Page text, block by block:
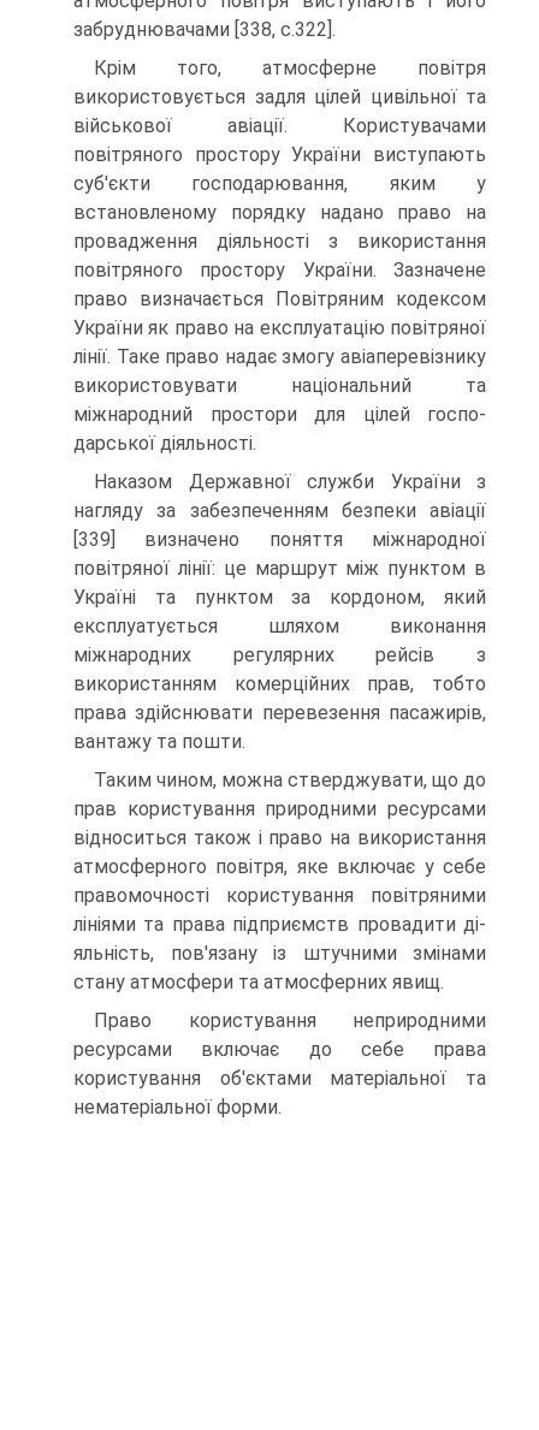
забруднювачами [338, с.322].
Крім того, атмосферне повітря
використовуєть­ся задля цілей цивільної та
військової авіації. Корис­тувачами
повітряного простору України виступають
суб'єкти господарювання, яким у
встановленому по­рядку надано право на
провадження діяльності з ви­користання
повітряного простору України. Зазначене
право визначається Повітряним кодексом
України як право на експлуатацію повітряної
лінії. Таке право надає змогу авіаперевізнику
використовувати націо­нальний та
міжнародний простори для цілей госпо­
дарської діяльності.
Наказом Державної служби України з
нагляду за забезпеченням безпеки авіації
[339] визначено поняття міжнародної
повітряної лінії: це маршрут між пунк­том в
Україні та пунктом за кордоном, який
експлуа­тується шляхом виконання
міжнародних регулярних рейсів з
використанням комерційних прав, тобто
пра­ва здійснювати перевезення пасажирів,
вантажу та по­шти.
Таким чином, можна стверджувати, що до
прав користування природними ресурсами
відноситься та­кож і право на використання
атмосферного повітря, яке включає у себе
правомочності користування пові­тряними
лініями та права підприємств провадити ді­
яльність, пов'язану із штучними змінами
стану атмос­фери та атмосферних явищ.
Право користування неприродними
ресурсами включає до себе права
користування об'єктами мате­ріальної та
нематеріальної форми.